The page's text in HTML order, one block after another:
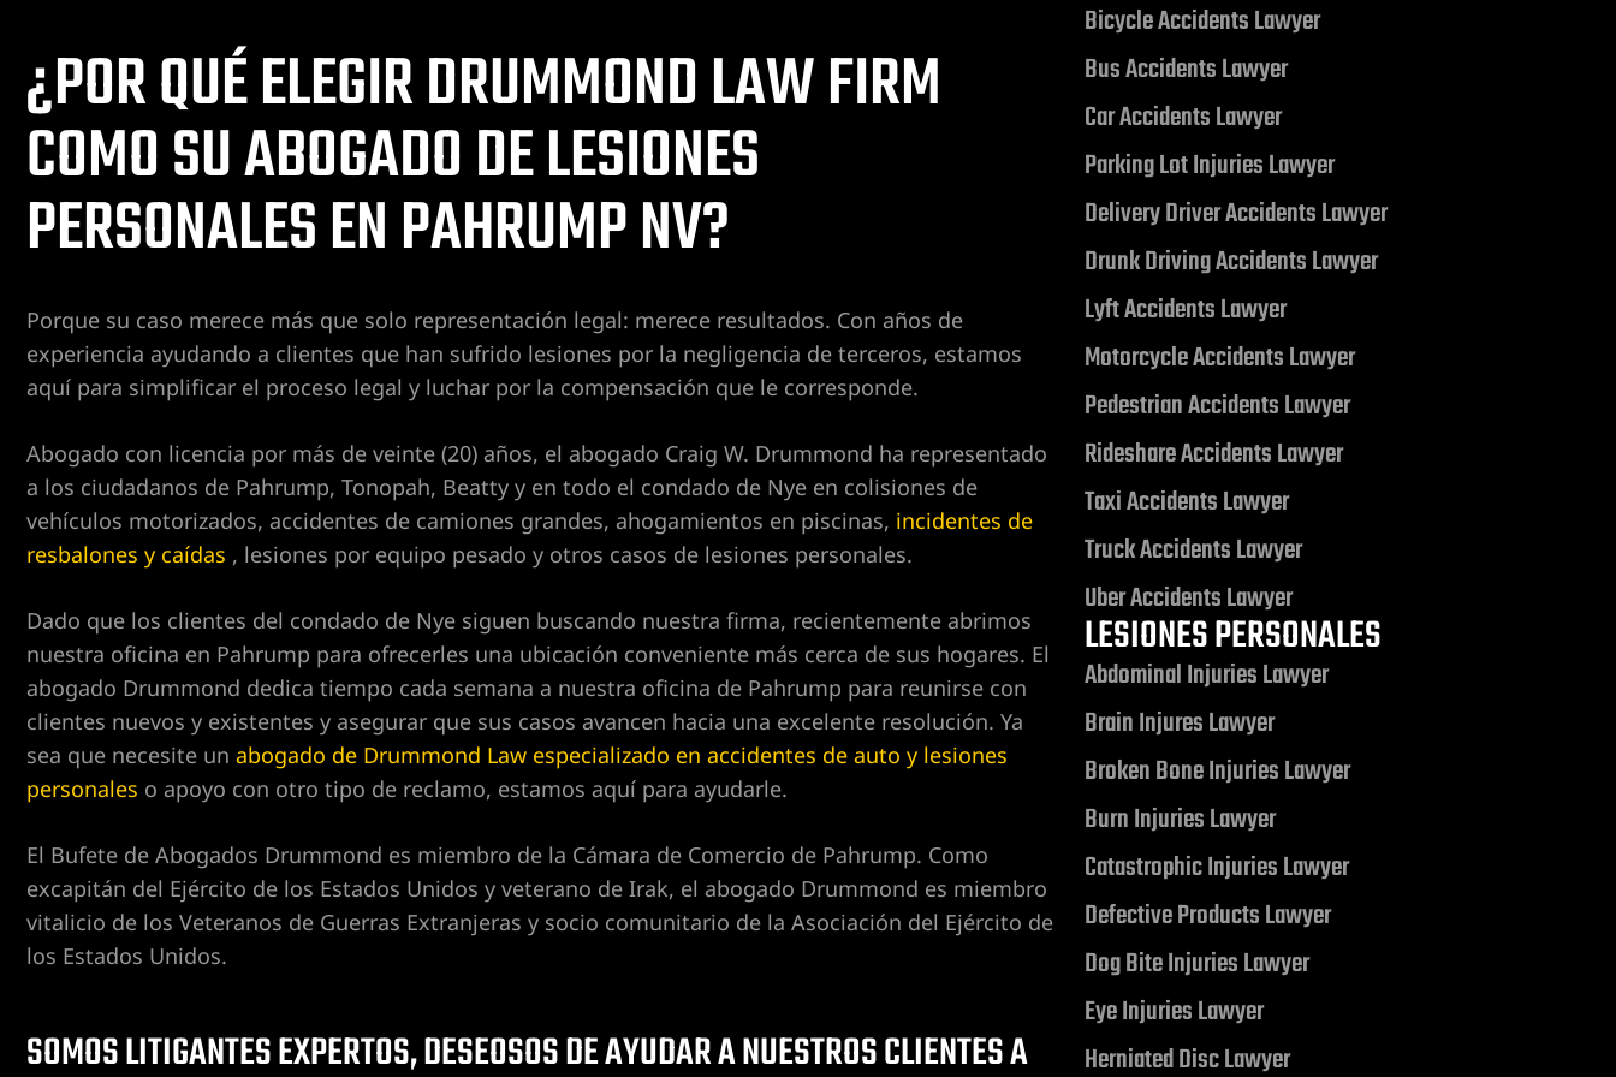
Las
Las
Las
¿POR QUÉ ELEGIR DRUMMOND LAW FIRM
COMO SU ABOGADO DE LESIONES
PERSONALES EN PAHRUMP NV?
Porque su caso merece más que solo representación legal: merece resultados. Con años de
experiencia ayudando a clientes que han sufrido lesiones por la negligencia de terceros, estamos
aquí para simplificar el proceso legal y luchar por la compensación que le corresponde.
Abogado con licencia por más de veinte (20) años, el abogado Craig W. Drummond ha representado
a los ciudadanos de Pahrump, Tonopah, Beatty y en todo el condado de Nye en colisiones de
vehículos motorizados, accidentes de camiones grandes, ahogamientos en piscinas, incidentes de
resbalones y caídas , lesiones por equipo pesado y otros casos de lesiones personales.
Dado que los clientes del condado de Nye siguen buscando nuestra firma, recientemente abrimos
nuestra oficina en Pahrump para ofrecerles una ubicación conveniente más cerca de sus hogares. El
abogado Drummond dedica tiempo cada semana a nuestra oficina de Pahrump para reunirse con
clientes nuevos y existentes y asegurar que sus casos avancen hacia una excelente resolución. Ya
sea que necesite un abogado de Drummond Law especializado en accidentes de auto y lesiones
personales o apoyo con otro tipo de reclamo, estamos aquí para ayudarle.
El Bufete de Abogados Drummond es miembro de la Cámara de Comercio de Pahrump. Como
excapitán del Ejército de los Estados Unidos y veterano de Irak, el abogado Drummond es miembro
vitalicio de los Veteranos de Guerras Extranjeras y socio comunitario de la Asociación del Ejército de
los Estados Unidos.
SOMOS LITIGANTES EXPERTOS, DESEOSOS DE AYUDAR A NUESTROS CLIENTES A
$7,506,972.85
Sentencia relacionada con una
colisión de vehículos de motor
Bicycle Accidents Lawyer
Bus Accidents Lawyer
Car Accidents Lawyer
Parking Lot Injuries Lawyer
Delivery Driver Accidents Lawyer
Drunk Driving Accidents Lawyer
Lyft Accidents Lawyer
Motorcycle Accidents Lawyer
Pedestrian Accidents Lawyer
Rideshare Accidents Lawyer
Taxi Accidents Lawyer
Truck Accidents Lawyer
Uber Accidents Lawyer
LESIONES PERSONALES
Abdominal Injuries Lawyer
Brain Injures Lawyer
Broken Bone Injuries Lawyer
Burn Injuries Lawyer
Catastrophic Injuries Lawyer
Defective Products Lawyer
Dog Bite Injuries Lawyer
Eye Injuries Lawyer
Herniated Disc Lawyer
en
de
por
y